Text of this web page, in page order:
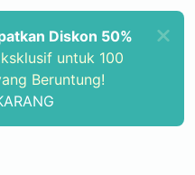
Diskon 50%
untuk 100
Beruntung!